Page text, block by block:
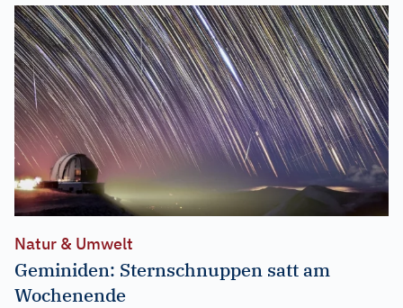
Natur & Umwelt
Geminiden: Sternschnuppen satt am
Wochenende